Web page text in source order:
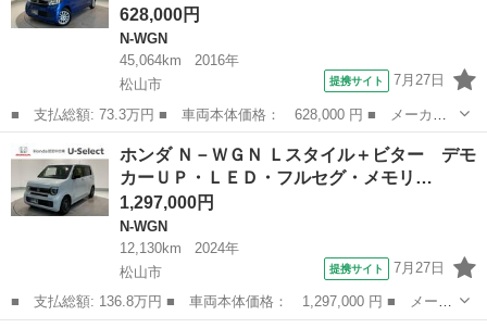
628,000円
N-WGN
45,064km
2016年
松山市
提携サイト 7月27日
■ 支払総額: 73.3万円 ■ 車両本体価格： 628,000 円 ■ メーカー
名： ホンダ ■ 車種名： Ｎ－ＷＧＮ ■ グレード名： Ｇ・スタ
イリッシュパッケージ ＨＩＤ・ワンセグ・メモリナビ・ＣＤ・バッ
クカメラ・純...
愛媛 N-WGN
ホンダ Ｎ－ＷＧＮ Ｌスタイル＋ビター デモ
カーＵＰ・ＬＥＤ・フルセグ・メモリ…
1,297,000円
N-WGN
12,130km
2024年
松山市
提携サイト 7月27日
■ 支払総額: 136.8万円 ■ 車両本体価格： 1,297,000 円 ■ メーカ
ー名： ホンダ ■ 車種名： Ｎ－ＷＧＮ ■ グレード名： Ｌスタ